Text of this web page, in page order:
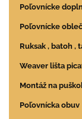
Poľovnícke
Poľovnícke
Ruksak , batoh ,
Weaver lišta
Montáž na
Poľovnícka obuv